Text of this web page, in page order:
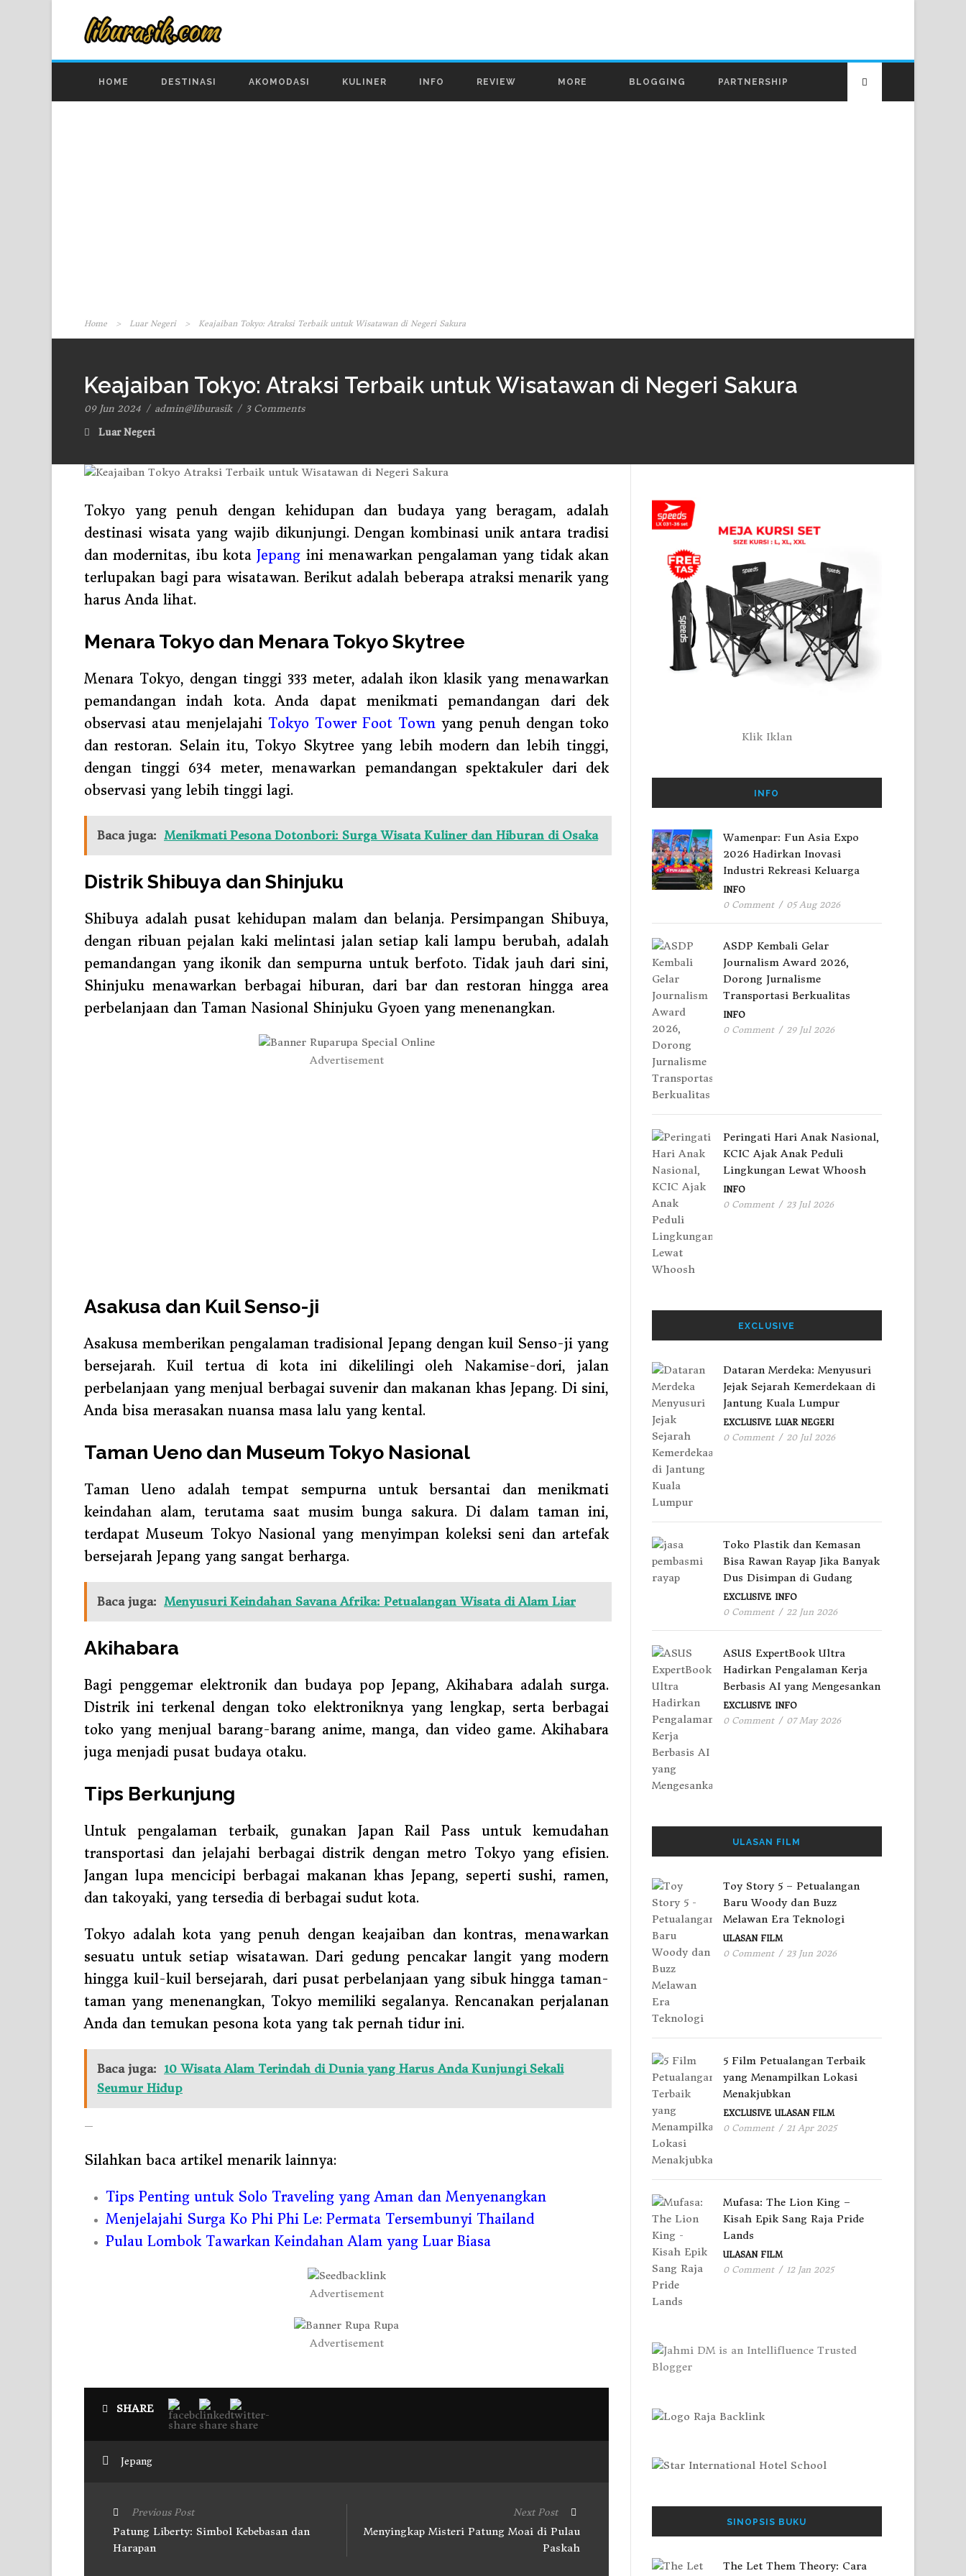
HOME DESTINASI AKOMODASI KULINER INFO REVIEW MORE BLOGGING PARTNERSHIP
Home > Luar Negeri > Keajaiban Tokyo: Atraksi Terbaik untuk Wisatawan di Negeri Sakura
Keajaiban Tokyo: Atraksi Terbaik untuk Wisatawan di Negeri Sakura
09 Jun 2024 / admin@liburasik / 3 Comments
Luar Negeri
Tokyo yang penuh dengan kehidupan dan budaya yang beragam, adalah
destinasi wisata yang wajib dikunjungi. Dengan kombinasi unik antara tradisi
dan modernitas, ibu kotaJepang ini menawarkan pengalaman yang tidak akan
terlupakan bagi para wisatawan. Berikut adalah beberapa atraksi menarik yang
harus Anda lihat.
Menara Tokyo dan Menara Tokyo Skytree
Menara Tokyo, dengan tinggi 333 meter, adalah ikon klasik yang menawarkan
pemandangan indah kota. Anda dapat menikmati pemandangan dari dek
observasi atau menjelajahi Tokyo Tower Foot Town yang penuh dengan toko
dan restoran. Selain itu, Tokyo Skytree yang lebih modern dan lebih tinggi,
dengan tinggi 634 meter, menawarkan pemandangan spektakuler dari dek
observasi yang lebih tinggi lagi.
Baca juga: Menikmati Pesona Dotonbori: Surga Wisata Kuliner dan Hiburan di Osaka
Distrik Shibuya dan Shinjuku
Shibuya adalah pusat kehidupan malam dan belanja. Persimpangan Shibuya,
dengan ribuan pejalan kaki melintasi jalan setiap kali lampu berubah, adalah
pemandangan yang ikonik dan sempurna untuk berfoto. Tidak jauh dari sini,
Shinjuku menawarkan berbagai hiburan, dari bar dan restoran hingga area
perbelanjaan dan Taman Nasional Shinjuku Gyoen yang menenangkan.
Advertisement
Asakusa dan Kuil Senso-ji
Asakusa memberikan pengalaman tradisional Jepang dengan kuil Senso-ji yang
bersejarah. Kuil tertua di kota ini dikelilingi oleh Nakamise-dori, jalan
perbelanjaan yang menjual berbagai suvenir dan makanan khas Jepang. Di sini,
Anda bisa merasakan nuansa masa lalu yang kental.
Taman Ueno dan Museum Tokyo Nasional
Taman Ueno adalah tempat sempurna untuk bersantai dan menikmati
keindahan alam, terutama saat musim bunga sakura. Di dalam taman ini,
terdapat Museum Tokyo Nasional yang menyimpan koleksi seni dan artefak
bersejarah Jepang yang sangat berharga.
Baca juga: Menyusuri Keindahan Savana Afrika: Petualangan Wisata di Alam Liar
Akihabara
Bagi penggemar elektronik dan budaya pop Jepang, Akihabara adalah surga.
Distrik ini terkenal dengan toko elektroniknya yang lengkap, serta berbagai
toko yang menjual barang-barang anime, manga, dan video game. Akihabara
juga menjadi pusat budaya otaku.
Tips Berkunjung
Untuk pengalaman terbaik, gunakan Japan Rail Pass untuk kemudahan
transportasi dan jelajahi berbagai distrik dengan metro Tokyo yang efisien.
Jangan lupa mencicipi berbagai makanan khas Jepang, seperti sushi, ramen,
dan takoyaki, yang tersedia di berbagai sudut kota.
Tokyo adalah kota yang penuh dengan keajaiban dan kontras, menawarkan
sesuatu untuk setiap wisatawan. Dari gedung pencakar langit yang modern
hingga kuil-kuil bersejarah, dari pusat perbelanjaan yang sibuk hingga taman-
taman yang menenangkan, Tokyo memiliki segalanya. Rencanakan perjalanan
Anda dan temukan pesona kota yang tak pernah tidur ini.
Baca juga: 10 Wisata Alam Terindah di Dunia yang Harus Anda Kunjungi Sekali
Seumur Hidup
—
Silahkan baca artikel menarik lainnya:
Tips Penting untuk Solo Traveling yang Aman dan Menyenangkan
Menjelajahi Surga Ko Phi Phi Le: Permata Tersembunyi Thailand
Pulau Lombok Tawarkan Keindahan Alam yang Luar Biasa
Advertisement
Advertisement
SHARE
Jepang
Previous Post
Patung Liberty: Simbol Kebebasan dan
Harapan
Next Post
Menyingkap Misteri Patung Moai di Pulau
Paskah
Klik Iklan
INFO
Wamenpar: Fun Asia Expo
2026 Hadirkan Inovasi
Industri Rekreasi Keluarga
INFO
0 Comment / 05 Aug 2026
ASDP Kembali Gelar
Journalism Award 2026,
Dorong Jurnalisme
Transportasi Berkualitas
INFO
0 Comment / 29 Jul 2026
Peringati Hari Anak Nasional,
KCIC Ajak Anak Peduli
Lingkungan Lewat Whoosh
INFO
0 Comment / 23 Jul 2026
EXCLUSIVE
Dataran Merdeka: Menyusuri
Jejak Sejarah Kemerdekaan di
Jantung Kuala Lumpur
EXCLUSIVE LUAR NEGERI
0 Comment / 20 Jul 2026
Toko Plastik dan Kemasan
Bisa Rawan Rayap Jika Banyak
Dus Disimpan di Gudang
EXCLUSIVE INFO
0 Comment / 22 Jun 2026
ASUS ExpertBook Ultra
Hadirkan Pengalaman Kerja
Berbasis AI yang Mengesankan
EXCLUSIVE INFO
0 Comment / 07 May 2026
ULASAN FILM
Toy Story 5 – Petualangan
Baru Woody dan Buzz
Melawan Era Teknologi
ULASAN FILM
0 Comment / 23 Jun 2026
5 Film Petualangan Terbaik
yang Menampilkan Lokasi
Menakjubkan
EXCLUSIVE ULASAN FILM
0 Comment / 21 Apr 2025
Mufasa: The Lion King –
Kisah Epik Sang Raja Pride
Lands
ULASAN FILM
0 Comment / 12 Jan 2025
SINOPSIS BUKU
The Let Them Theory: Cara